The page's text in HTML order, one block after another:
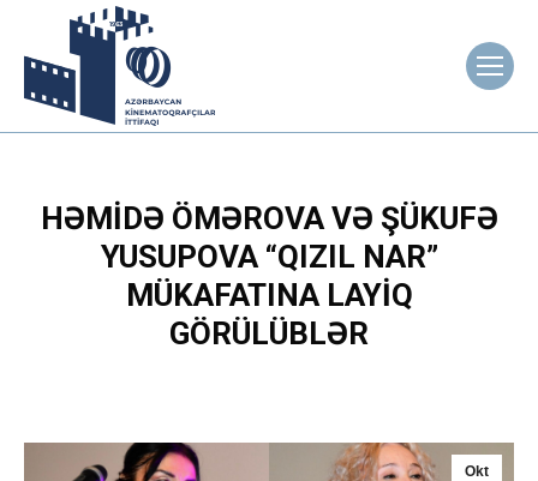
HƏMIDƏ ÖMƏROVA VƏ ŞÜKUFƏ
YUSUPOVA “QIZIL NAR”
MÜKAFATINA LAYIQ
GÖRÜLÜBLƏR
Okt